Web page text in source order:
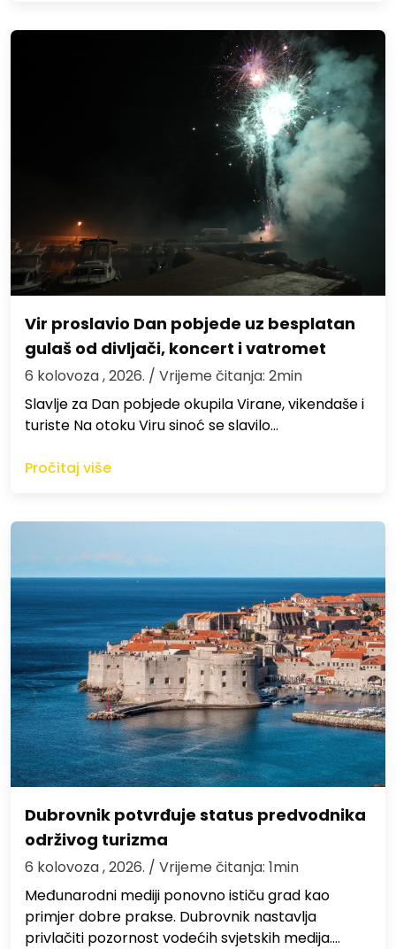
Vir proslavio Dan pobjede uz besplatan
gulaš od divljači, koncert i vatromet
6 kolovoza , 2026. / Vrijeme čitanja: 2min
Slavlje za Dan pobjede okupila Virane, vikendaše i
turiste Na otoku Viru sinoć se slavilo…
Pročitaj više
Dubrovnik potvrđuje status predvodnika
održivog turizma
6 kolovoza , 2026. / Vrijeme čitanja: 1min
Međunarodni mediji ponovno ističu grad kao
primjer dobre prakse. Dubrovnik nastavlja
privlačiti pozornost vodećih svjetskih medija.…